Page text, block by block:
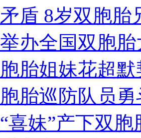
医生回应
政治霸凌主义
言论片面不公正
车翻车
盾 8岁双胞胎
办全国双胞
胎姐妹花超
胎巡防队员
喜妹”产下双胞